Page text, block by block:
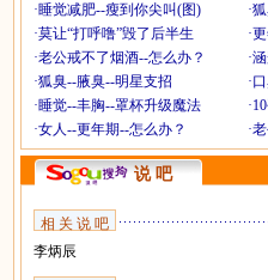
·睡觉减肥--瘦到你尖叫(图) ·
·莫让“打呼噜”毁了后半生 ·
·老公戒不了烟酒--怎么办？ ·
·狐臭--腋臭--明星支招 ·
·睡觉--丰胸--罩杯升级魔法 ·
·女人--更年期--怎么办？ ·
说 吧
相 关 说 吧
李炳辰